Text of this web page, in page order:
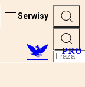
Serwisy
PRO